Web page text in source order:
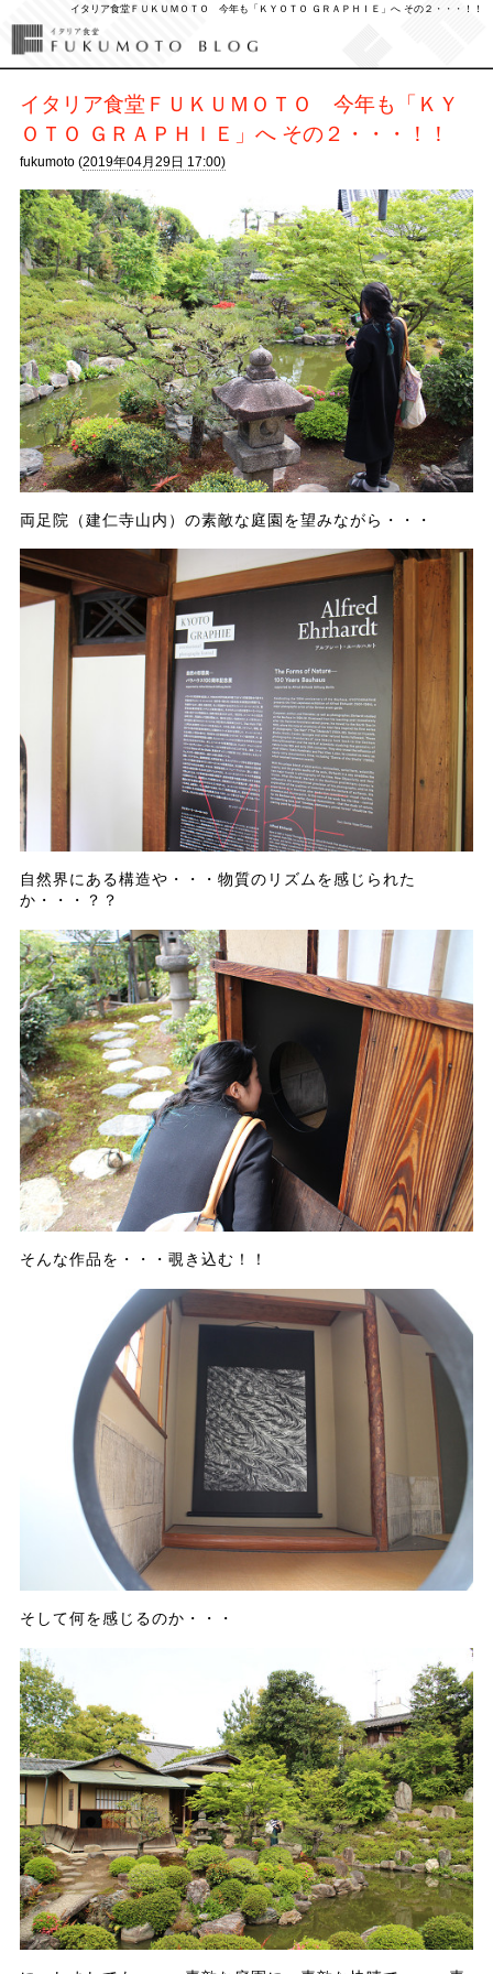
イタリア食堂ＦＵＫＵＭＯＴＯ 今年も「ＫＹＯＴＯ ＧＲＡＰＨＩＥ」へ その２・・・！！
イタリア食堂ＦＵＫＵＭＯＴＯ 今年も「ＫＹ
ＯＴＯ ＧＲＡＰＨＩＥ」へ その２・・・！！
fukumoto (2019年04月29日 17:00)
両足院（建仁寺山内）の素敵な庭園を望みながら・・・
自然界にある構造や・・・物質のリズムを感じられた
か・・・？？
そんな作品を・・・覗き込む！！
そして何を感じるのか・・・